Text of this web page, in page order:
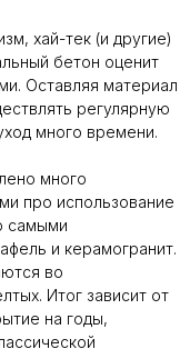
хай-тек (и другие)
бетон оценит
Оставляя материал
регулярную
много времени.
много
про использование
самыми
и керамогранит.
во
Итог зависит от
на годы,